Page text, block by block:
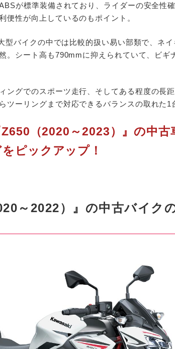
が標準装備されており、ライダーの安全性
便性が向上しているのもポイント。
型バイクの中では比較的扱い易い部類で、ネ
。シート高も790mmに抑えられていて、ビギ
ングでのスポーツ走行、そしてある程度の長
ツーリングまで対応できるバランスの取れた1
（2020～2023）』の中古
ピックアップ！
～2022）』の中古バイク